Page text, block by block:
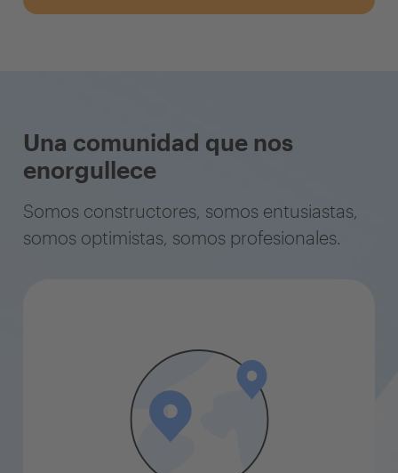
Una comunidad que nos
enorgullece
Somos constructores, somos entusiastas,
somos optimistas, somos profesionales.